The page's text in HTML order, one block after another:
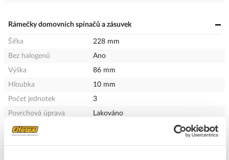
Rámečky domovních spínačů a zásuvek
Šířka
228 mm
Bez halogenů
Ano
Výška
86 mm
Hloubka
10 mm
Počet jednotek
3
Povrchová úprava
Lakováno
Kvalita materiálu